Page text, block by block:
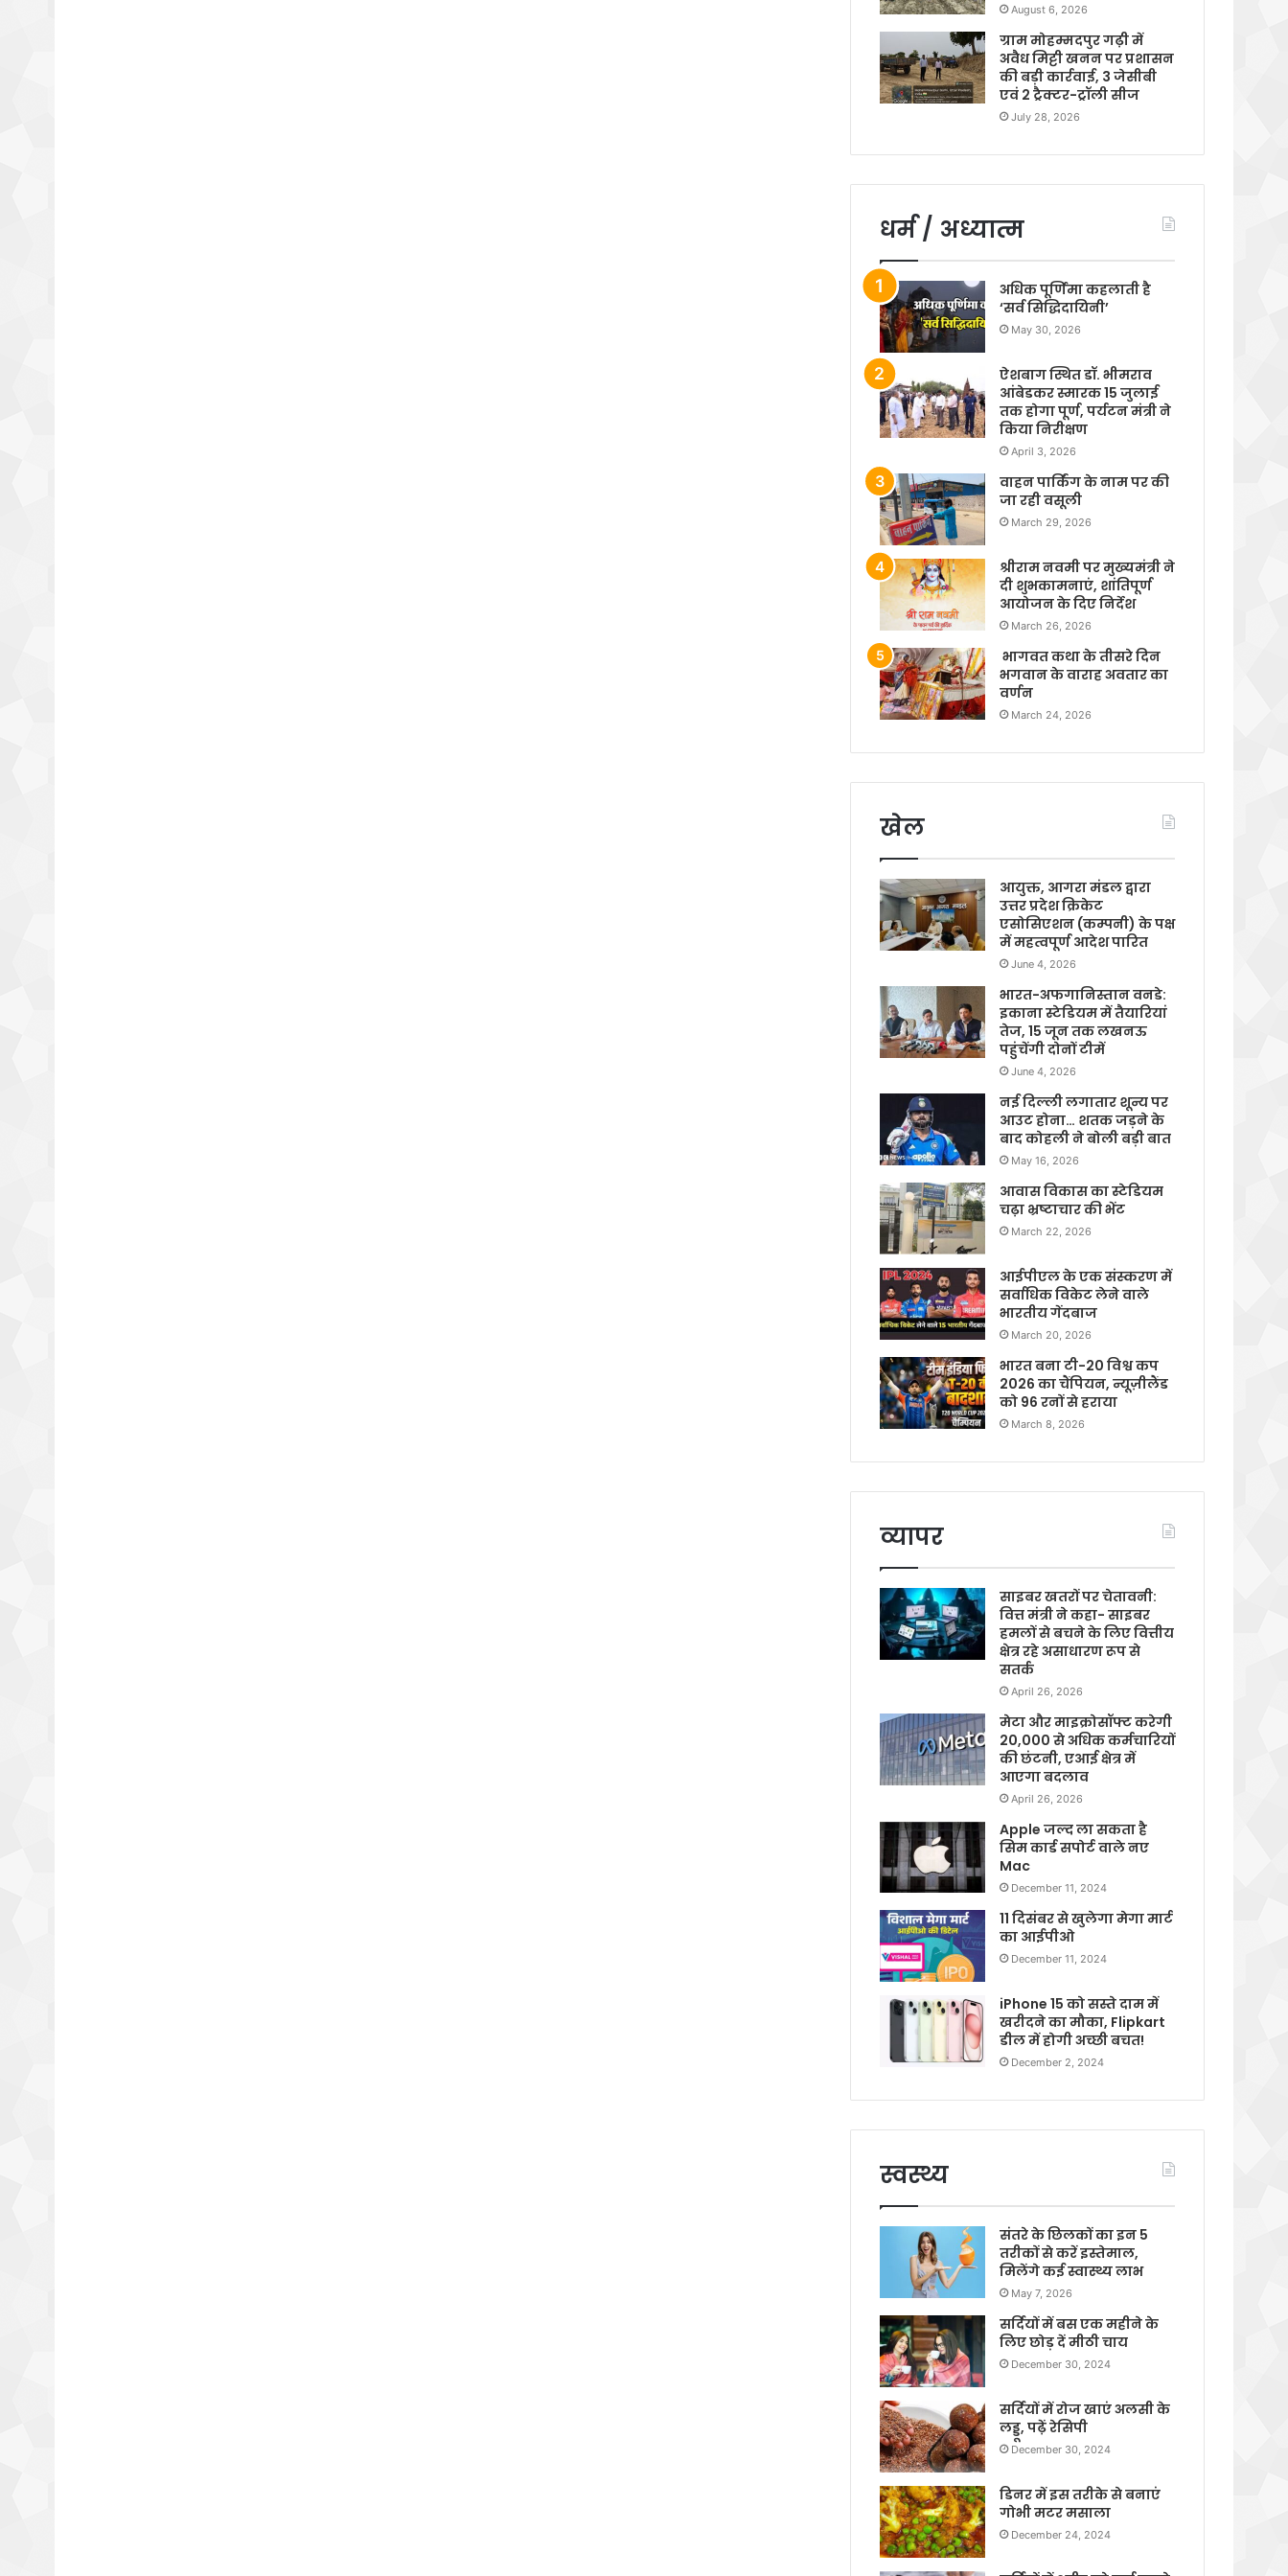
August 6, 2026
ग्राम मोहम्मदपुर गढ़ी में
अवैध मिट्टी खनन पर प्रशासन
की बड़ी कार्रवाई, 3 जेसीबी
एवं 2 ट्रैक्टर-ट्रॉली सीज
July 28, 2026
धर्म / अध्यात्म
अधिक पूर्णिमा कहलाती है
‘सर्व सिद्धिदायिनी’
May 30, 2026
ऐशबाग स्थित डॉ. भीमराव
आंबेडकर स्मारक 15 जुलाई
तक होगा पूर्ण, पर्यटन मंत्री ने
किया निरीक्षण
April 3, 2026
वाहन पार्किंग के नाम पर की
जा रही वसूली
March 29, 2026
श्रीराम नवमी पर मुख्यमंत्री ने
दी शुभकामनाएं, शांतिपूर्ण
आयोजन के दिए निर्देश
March 26, 2026
भागवत कथा के तीसरे दिन
भगवान के वाराह अवतार का
वर्णन
March 24, 2026
खेल
आयुक्त, आगरा मंडल द्वारा
उत्तर प्रदेश क्रिकेट
एसोसिएशन (कम्पनी) के पक्ष
में महत्वपूर्ण आदेश पारित
June 4, 2026
भारत-अफगानिस्तान वनडे:
इकाना स्टेडियम में तैयारियां
तेज, 15 जून तक लखनऊ
पहुंचेंगी दोनों टीमें
June 4, 2026
नई दिल्ली लगातार शून्य पर
आउट होना… शतक जड़ने के
बाद कोहली ने बोली बड़ी बात
May 16, 2026
आवास विकास का स्टेडियम
चढ़ा भ्रष्टाचार की भेंट
March 22, 2026
आईपीएल के एक संस्करण में
सर्वाधिक विकेट लेने वाले
भारतीय गेंदबाज
March 20, 2026
भारत बना टी-20 विश्व कप
2026 का चैंपियन, न्यूज़ीलैंड
को 96 रनों से हराया
March 8, 2026
व्यापर
साइबर खतरों पर चेतावनी:
वित्त मंत्री ने कहा- साइबर
हमलों से बचने के लिए वित्तीय
क्षेत्र रहे असाधारण रूप से
सतर्क
April 26, 2026
मेटा और माइक्रोसॉफ्ट करेगी
20,000 से अधिक कर्मचारियों
की छंटनी, एआई क्षेत्र में
आएगा बदलाव
April 26, 2026
Apple जल्द ला सकता है
सिम कार्ड सपोर्ट वाले नए
Mac
December 11, 2024
11 दिसंबर से खुलेगा मेगा मार्ट
का आईपीओ
December 11, 2024
iPhone 15 को सस्ते दाम में
खरीदने का मौका, Flipkart
डील में होगी अच्छी बचत!
December 2, 2024
स्वस्थ्य
संतरे के छिलकों का इन 5
तरीकों से करें इस्तेमाल,
मिलेंगे कई स्वास्थ्य लाभ
May 7, 2026
सर्दियों में बस एक महीने के
लिए छोड़ दें मीठी चाय
December 30, 2024
सर्दियों में रोज खाएं अलसी के
लड्डू, पढ़ें रेसिपी
December 30, 2024
डिनर में इस तरीके से बनाएं
गोभी मटर मसाला
December 24, 2024